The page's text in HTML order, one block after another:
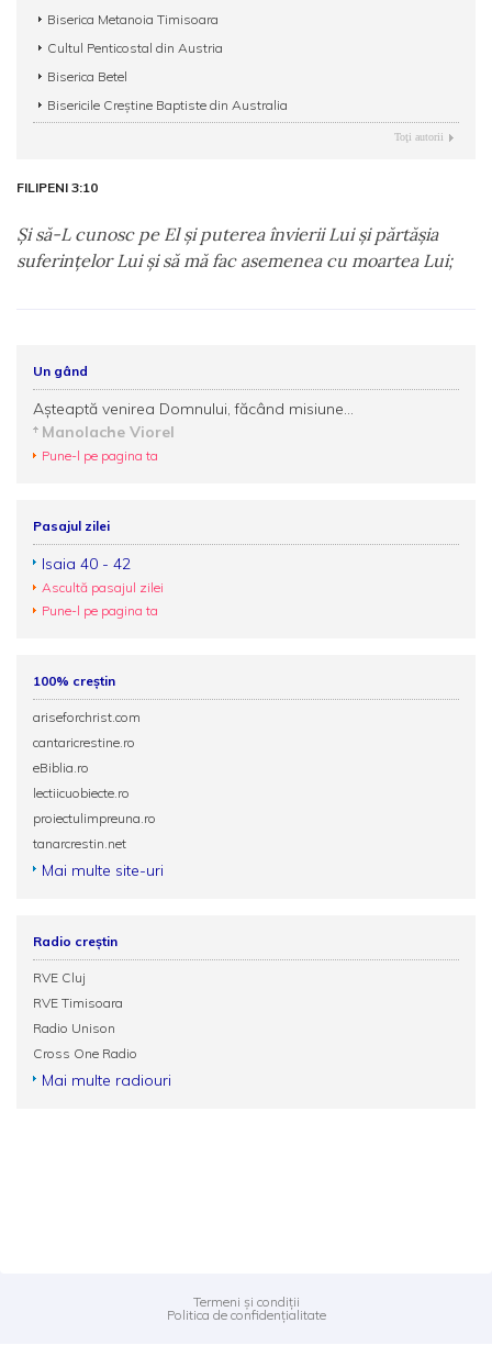
Biserica Metanoia Timisoara
Cultul Penticostal din Austria
Biserica Betel
Bisericile Creștine Baptiste din Australia
Toţi autorii
FILIPENI 3:10
Şi să-L cunosc pe El şi puterea învierii Lui şi părtăşia
suferinţelor Lui şi să mă fac asemenea cu moartea Lui;
Un gând
Aşteaptă venirea Domnului, făcând misiune...
Manolache Viorel
Pune-l pe pagina ta
Pasajul zilei
Isaia 40 - 42
Ascultă pasajul zilei
Pune-l pe pagina ta
100% creștin
ariseforchrist.com
cantaricrestine.ro
eBiblia.ro
lectiicuobiecte.ro
proiectulimpreuna.ro
tanarcrestin.net
Mai multe site-uri
Radio creștin
RVE Cluj
RVE Timisoara
Radio Unison
Cross One Radio
Mai multe radiouri
Termeni și condiții
Politica de confidențialitate